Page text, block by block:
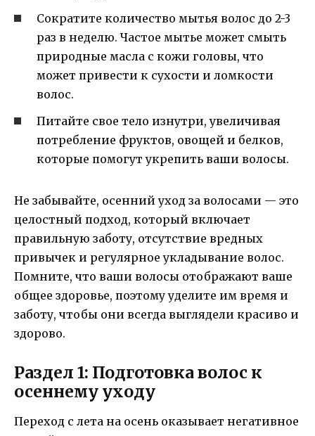
Сократите количество мытья волос до 2-3
раз в неделю. Частое мытье может смыть
природные масла с кожи головы, что
может привести к сухости и ломкости
волос.
Питайте свое тело изнутри, увеличивая
потребление фруктов, овощей и белков,
которые помогут укрепить ваши волосы.
Не забывайте, осенний уход за волосами — это
целостный подход, который включает
правильную заботу, отсутствие вредных
привычек и регулярное укладывание волос.
Помните, что ваши волосы отображают ваше
общее здоровье, поэтому уделите им время и
заботу, чтобы они всегда выглядели красиво и
здорово.
Раздел 1: Подготовка волос к
осеннему уходу
Переход с лета на осень оказывает негативное